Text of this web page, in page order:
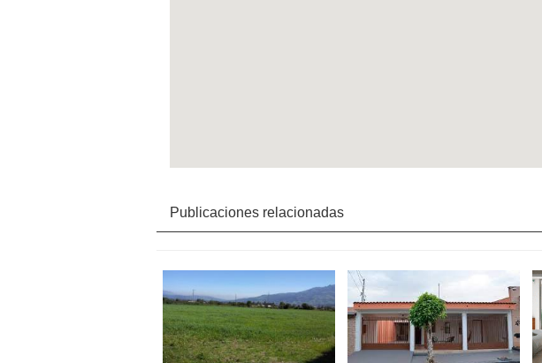
Publicaciones relacionadas